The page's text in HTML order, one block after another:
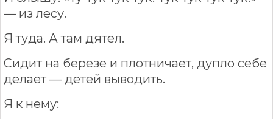
— из лесу.
Я туда. А там дятел.
Сидит на березе и плотничает, дупло себе
делает — детей выводить.
Я к нему: